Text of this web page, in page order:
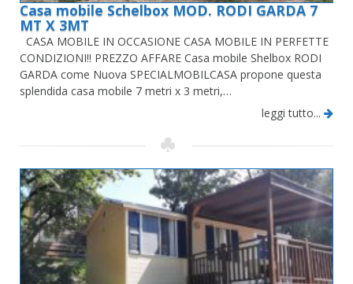
Casa mobile Schelbox MOD. RODI GARDA 7
MT X 3MT
CASA MOBILE IN OCCASIONE CASA MOBILE IN PERFETTE
CONDIZIONI!! PREZZO AFFARE Casa mobile Shelbox RODI
GARDA come Nuova SPECIALMOBILCASA propone questa
splendida casa mobile 7 metri x 3 metri,…
leggi tutto...